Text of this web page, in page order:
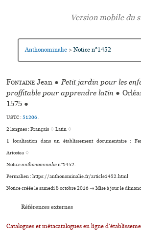
Anthonominalie > Notice n°1452
Fontaine Jean ● Petit jardin pour les
proffitable pour apprendre latin ●
1575 ●
USTC :51206.
2 langues :Français ♢Latin ♢
1 localisation dans un établissement documentaire :
Ariostea ♢
Noticeanthonominalien°1452.
Permalien : https://anthonominalie.fr/article1452.html
Notice créée le samedi 8 octobre 2016 → Mise à jour le
Références externes
Catalogues et métacatalogues en ligne